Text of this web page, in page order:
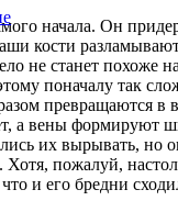
начала. Он
кости
не станет похоже
поначалу так
превращаются в
а вены формируют
их вырывать, но
Хотя, пожалуй,
и его бредни